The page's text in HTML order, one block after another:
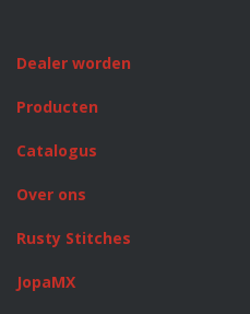
Dealer worden
Producten
Catalogus
Over ons
Rusty Stitches
JopaMX